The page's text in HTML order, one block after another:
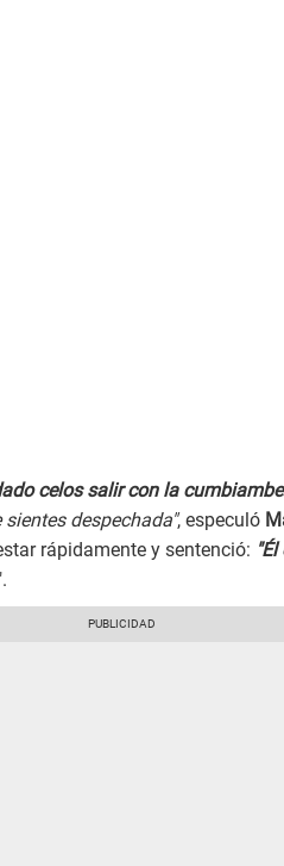
celos salir con la
despechada", especuló
rápidamente y sentenció: